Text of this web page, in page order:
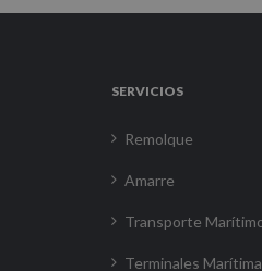
SERVICIOS
Remolque
Amarre
Transporte
Terminales